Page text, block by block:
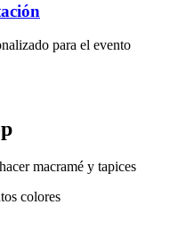
para el evento
macramé y tapices